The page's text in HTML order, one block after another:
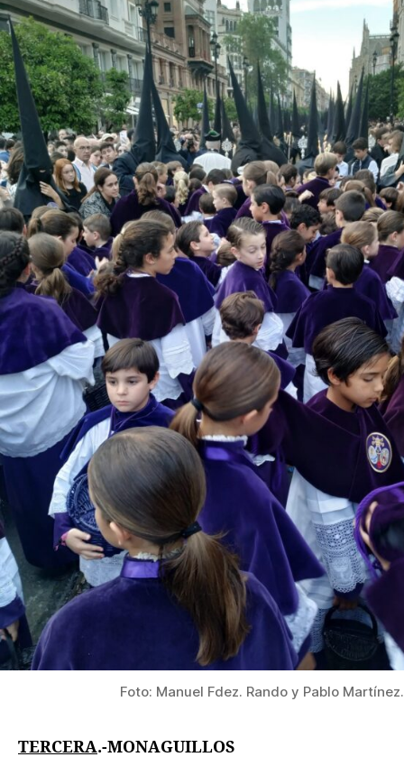
Foto: Manuel Fdez. Rando y Pablo Martínez.
TERCERA.-MONAGUILLOS